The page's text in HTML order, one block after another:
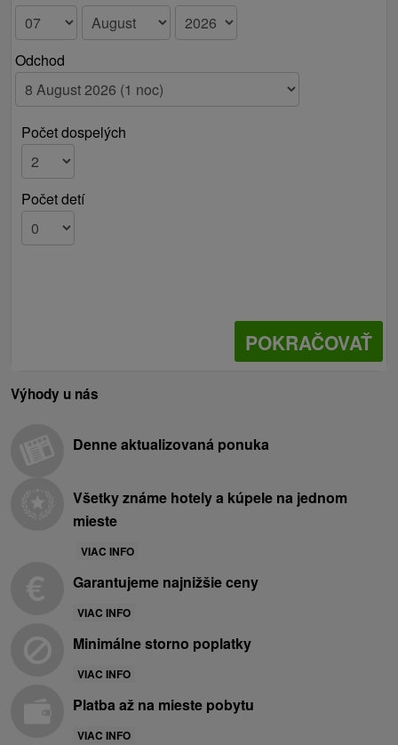
Odchod
Počet dospelých
Počet detí
POKRAČOVAŤ
Výhody u nás
Denne aktualizovaná ponuka
Všetky známe hotely a kúpele na jednom
mieste
VIAC INFO
Garantujeme najnižšie ceny
VIAC INFO
Minimálne storno poplatky
VIAC INFO
Platba až na mieste pobytu
VIAC INFO